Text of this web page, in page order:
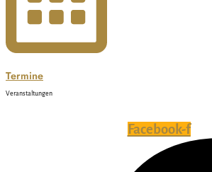
Termine
Veranstaltungen
Facebook-f